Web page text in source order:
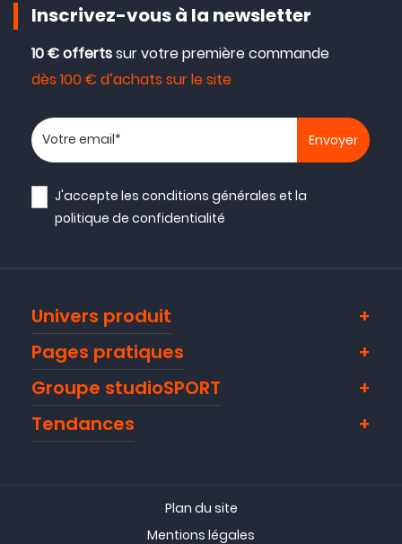
Inscrivez-vous à la newsletter
10 € offertssur votre première commande
dès 100 € d’achats sur le site
Votre adresse email
J'accepte lesconditions générales et la
politique de confidentialité
Univers produit
Pages pratiques
Groupe studioSPORT
Tendances
Plan du site
Mentions légales